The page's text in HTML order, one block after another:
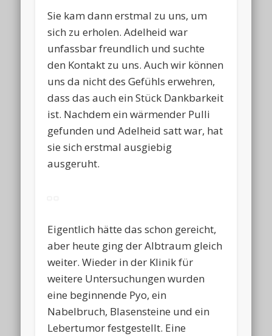
Sie kam dann erstmal zu uns, um
sich zu erholen. Adelheid war
unfassbar freundlich und suchte
den Kontakt zu uns. Auch wir können
uns da nicht des Gefühls erwehren,
dass das auch ein Stück Dankbarkeit
ist. Nachdem ein wärmender Pulli
gefunden und Adelheid satt war, hat
sie sich erstmal ausgiebig
ausgeruht.
Eigentlich hätte das schon gereicht,
aber heute ging der Albtraum gleich
weiter. Wieder in der Klinik für
weitere Untersuchungen wurden
eine beginnende Pyo, ein
Nabelbruch, Blasensteine und ein
Lebertumor festgestellt. Eine